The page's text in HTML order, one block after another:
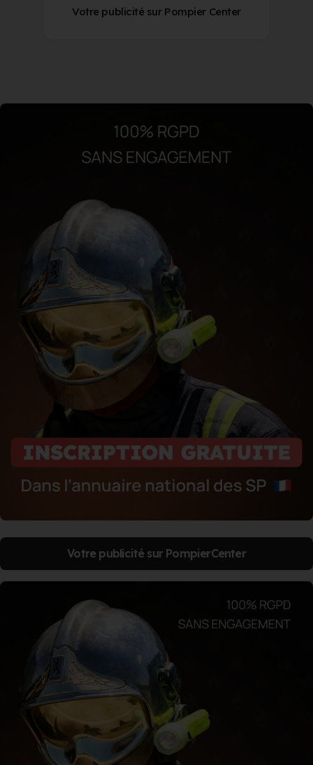
Votre publicité sur Pompier Center
Votre publicité sur PompierCenter